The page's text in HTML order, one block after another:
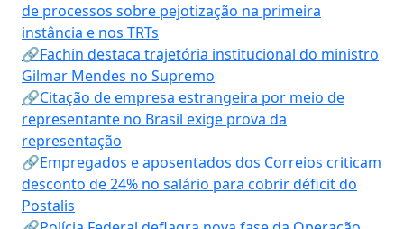
de processos sobre pejotização na primeira
instância e nos TRTs
🔗Fachin destaca trajetória institucional do ministro
Gilmar Mendes no Supremo
🔗Citação de empresa estrangeira por meio de
representante no Brasil exige prova da
representação
🔗Empregados e aposentados dos Correios criticam
desconto de 24% no salário para cobrir déficit do
Postalis